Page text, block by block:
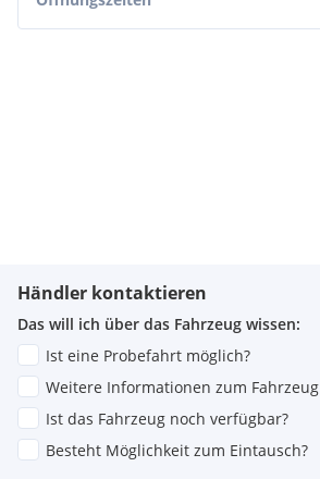
Händler kontaktieren
Das will ich über das Fahrzeug wissen:
Ist eine Probefahrt möglich?
Weitere Informationen zum Fahrzeug
Ist das Fahrzeug noch verfügbar?
Besteht Möglichkeit zum Eintausch?